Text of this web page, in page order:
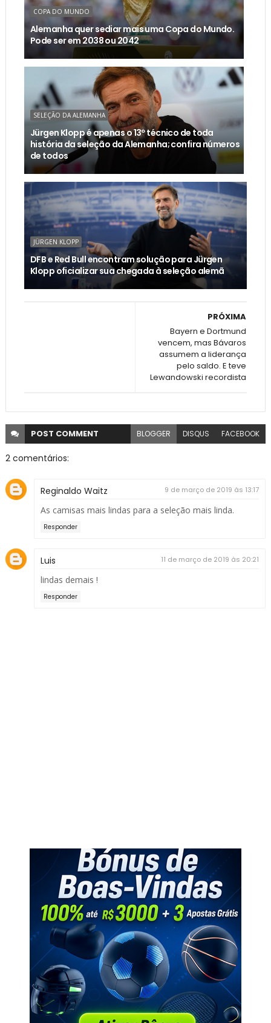
COPA DO MUNDO
Alemanha quer sediar mais uma Copa do Mundo.
Pode ser em 2038 ou 2042
SELEÇÃO DA ALEMANHA
Jürgen Klopp é apenas o 13º técnico de toda
história da seleção da Alemanha; confira números
de todos
JÜRGEN KLOPP
DFB e Red Bull encontram solução para Jürgen
Klopp oficializar sua chegada à seleção alemã
PRÓXIMA
Bayern e Dortmund
vencem, mas Bávaros
assumem a liderança
pelo saldo. E teve
Lewandowski recordista
POST COMMENT BLOGGER DISQUS FACEBOOK
2 comentários:
Reginaldo Waitz 9 de março de 2019 às 13:17
As camisas mais lindas para a seleção mais linda.
Responder
Luis 11 de março de 2019 às 20:21
lindas demais !
Responder